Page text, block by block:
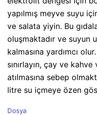
yapılmış meyve suyu
ve salata yiyin. Bu
oluşmaktadır ve suyun
kalmasına yardımcı
sınırlayın, çay ve
atılmasına sebep
litre su içmeye özen
C
Dosya